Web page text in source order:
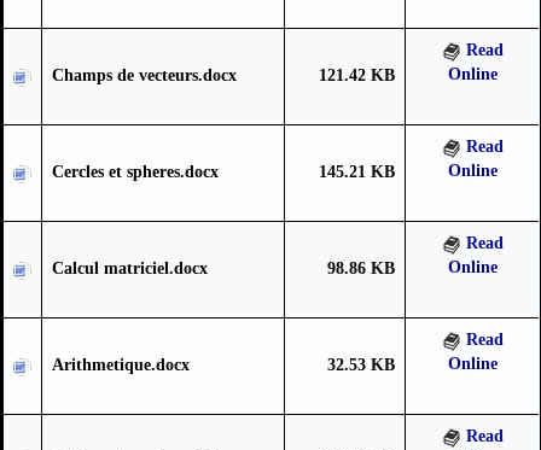
Champs de vecteurs.docx 121.42 KB
Read
Online
Cercles et spheres.docx 145.21 KB
Read
Online
Calcul matriciel.docx 98.86 KB
Read
Online
Arithmetique.docx 32.53 KB
Read
Online
Read